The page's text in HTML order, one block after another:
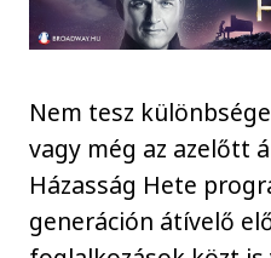
Nem tesz
vagy még az azelőtt
Házasság Hete
generáción átívelő